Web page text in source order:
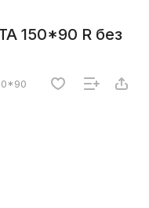
150*90 R без